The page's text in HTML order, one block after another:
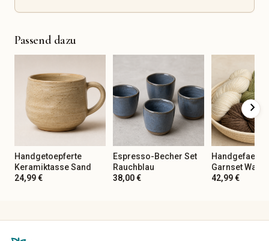
Geburtstag
Jubiläum
Firmenfeier
Trauer & Gedenken
Knöpfe
Beschläge
Näh-Ersatzteile
Passend dazu
Handgetoepferte
Keramiktasse Sand
24,99 €
Espresso-Becher Set
Rauchblau
38,00 €
Garnset Wald
42,99 €
chevron_right